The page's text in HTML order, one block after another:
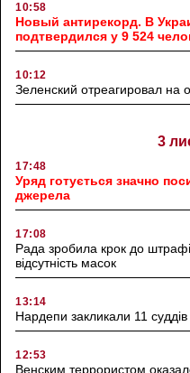
10:58
Новый антирекорд. В
подтвердился у 9 524
10:12
Зеленский отреагировал на
3
17:48
Уряд готується значно
джерела
17:08
Рада зробила крок до
відсутність масок
13:14
Нардепи закликали 11
12:53
Венским террористом